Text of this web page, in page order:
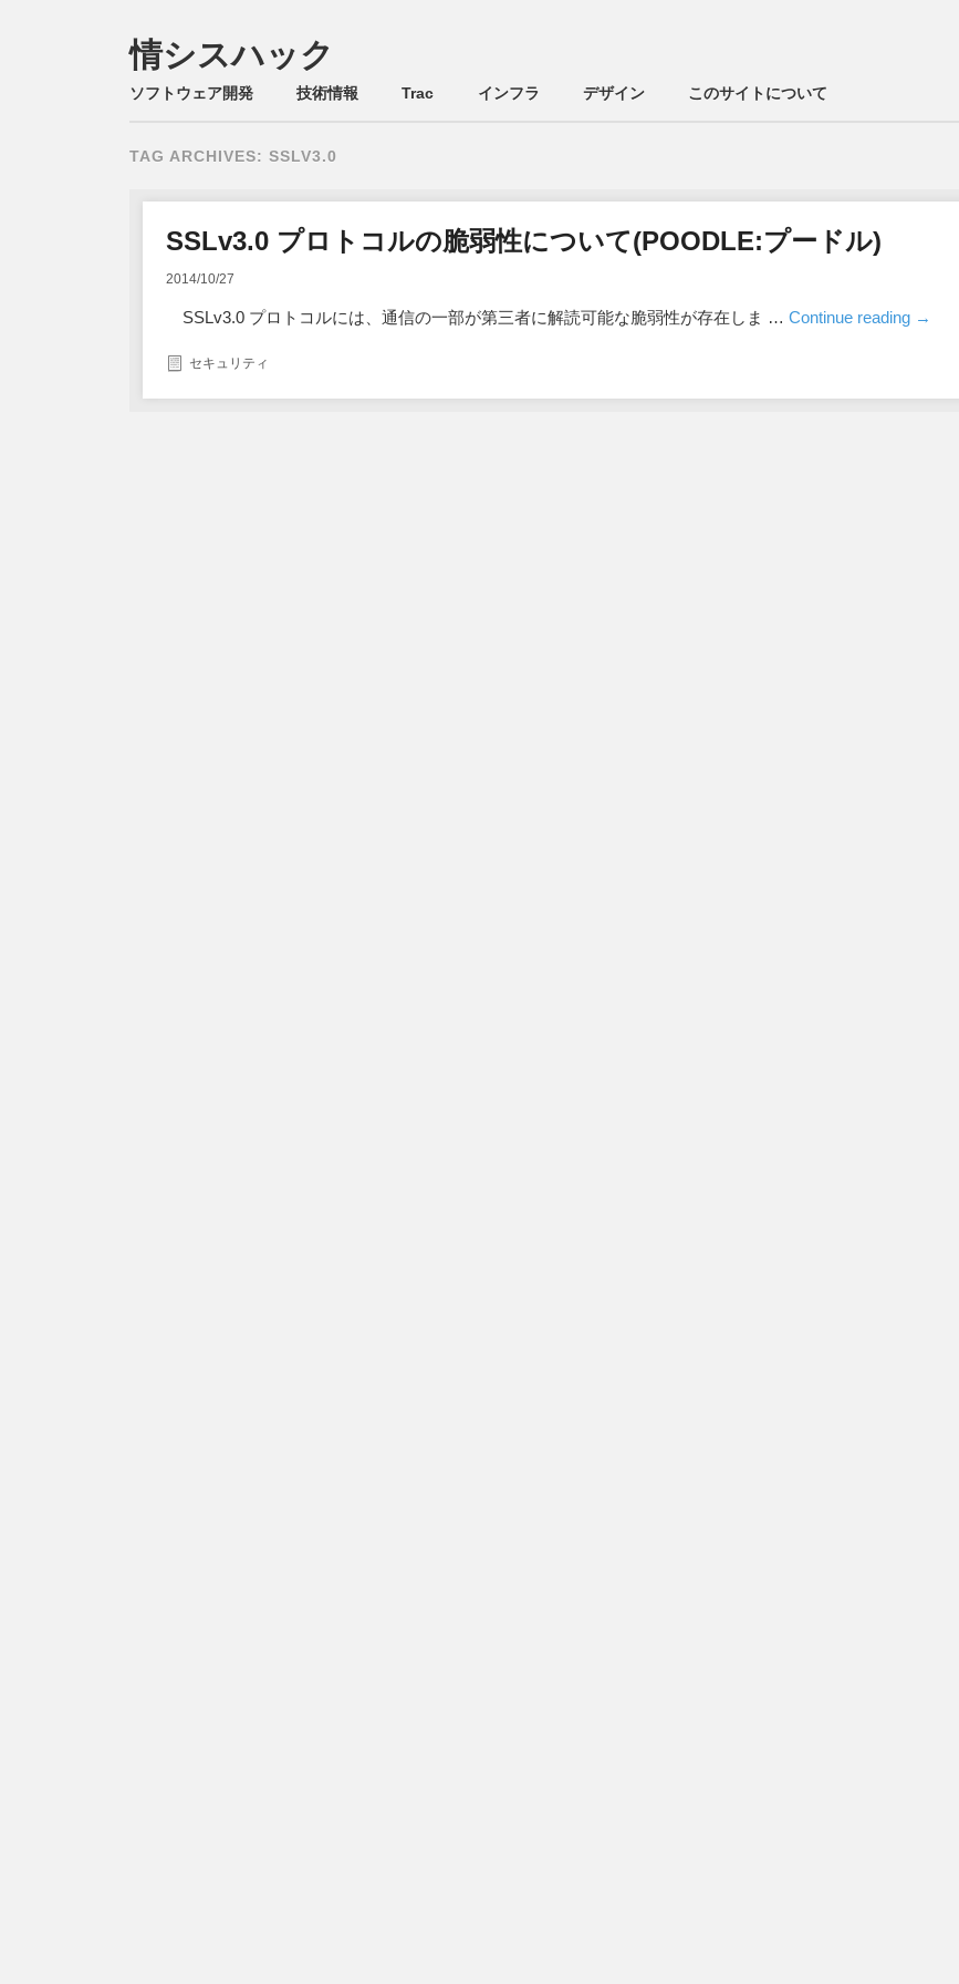
情シスハック
Main menu
Skip
ソフトウェア開発 技術情報 Trac インフラ デザイン このサイトについて
TAG ARCHIVES: SSLV3.0
SSLv3.0 プロトコルの脆弱性について(POODLE:プードル)
2014/10/27
SSLv3.0 プロトコルには、通信の一部が第三者に解読可能な脆弱性が存在しま … Continue reading →
セキュリティ